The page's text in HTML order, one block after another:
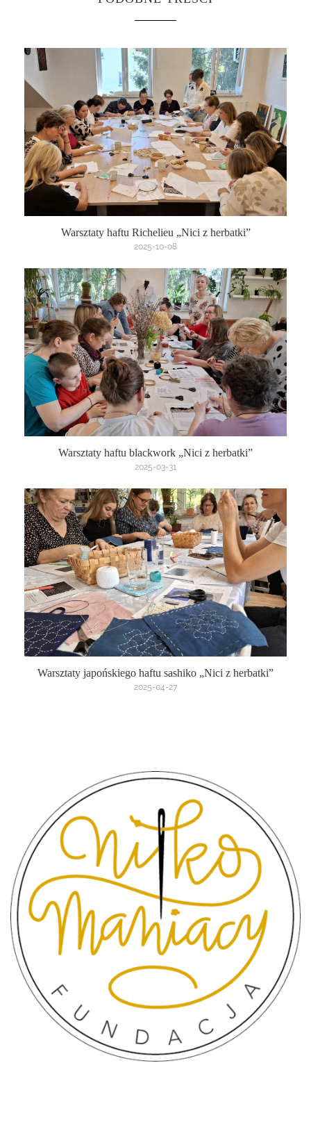
Warsztaty haftu Richelieu „Nici z herbatki”
2025-10-08
Warsztaty haftu blackwork „Nici z herbatki”
2025-03-31
Warsztaty japońskiego haftu sashiko „Nici z herbatki”
2025-04-27